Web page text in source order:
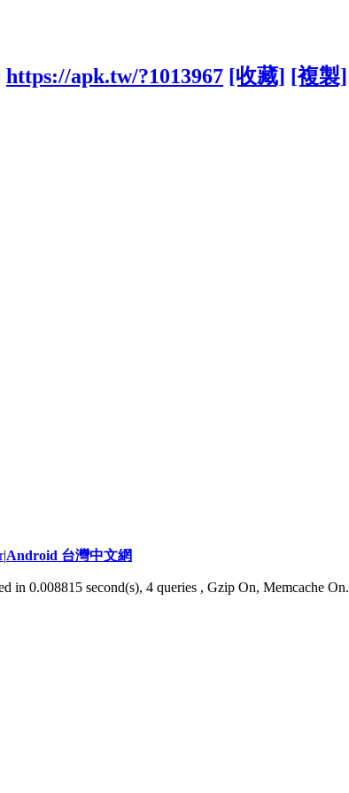
https://apk.tw/?1013967 [收藏] [複製]
|Android 台灣中文網
in 0.008815 second(s), 4 queries , Gzip On, Memcache On.